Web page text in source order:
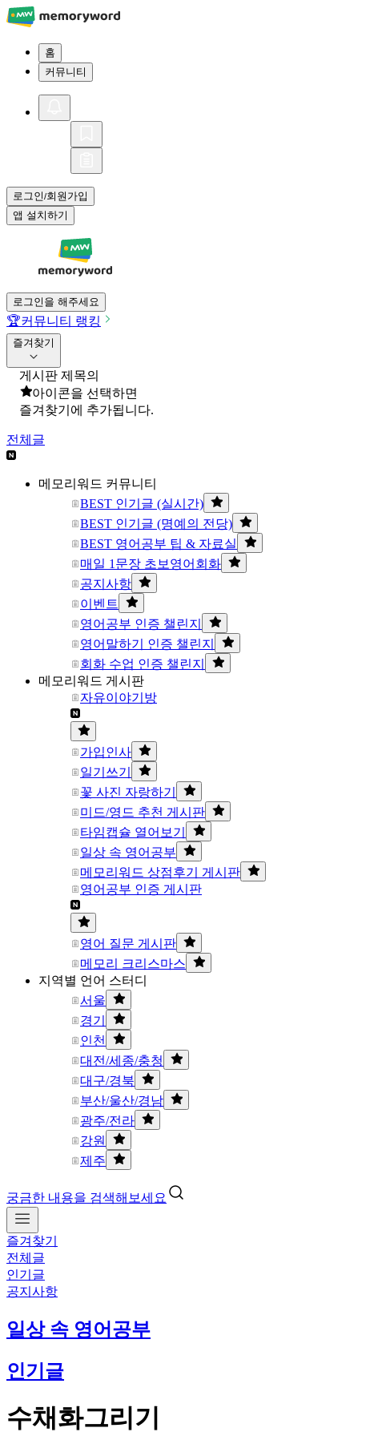
홈
커뮤니티
로그인/회원가입
앱 설치하기
로그인을 해주세요
🏆커뮤니티 랭킹
즐겨찾기
게시판 제목의
아이콘을 선택하면
즐겨찾기에 추가됩니다.
전체글
메모리워드 커뮤니티
BEST 인기글 (실시간)
BEST 인기글 (명예의 전당)
BEST 영어공부 팁 & 자료실
매일 1문장 초보영어회화
공지사항
이벤트
영어공부 인증 챌린지
영어말하기 인증 챌린지
회화 수업 인증 챌린지
메모리워드 게시판
자유이야기방
가입인사
일기쓰기
꽃 사진 자랑하기
미드/영드 추천 게시판
타임캡슐 열어보기
일상 속 영어공부
메모리워드 상점후기 게시판
영어공부 인증 게시판
영어 질문 게시판
메모리 크리스마스
지역별 언어 스터디
서울
경기
인천
대전/세종/충청
대구/경북
부산/울산/경남
광주/전라
강원
제주
궁금한 내용을 검색해보세요
즐겨찾기
전체글
인기글
공지사항
일상 속 영어공부
인기글
수채화그리기